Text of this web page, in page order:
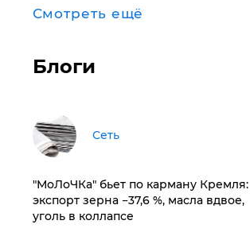
Смотреть ещё
Блоги
Сеть
​"МоЛоЧКа" бьет по карману Кремля:
экспорт зерна −37,6 %, масла вдвое,
уголь в коллапсе